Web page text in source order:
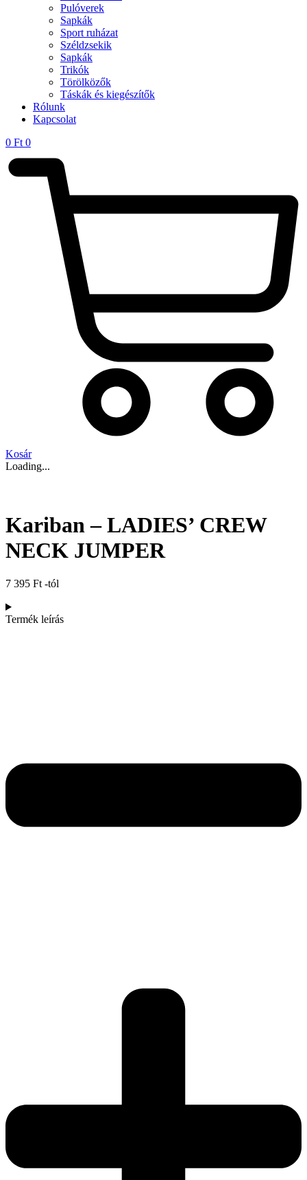
Pulóverek
Sapkák
Sport ruházat
Széldzsekik
Sapkák
Trikók
Törölközők
Táskák és kiegészítők
Rólunk
Kapcsolat
0 Ft 0
Kosár
Loading...
Kariban – LADIES’ CREW
NECK JUMPER
7 395 Ft -tól
Termék leírás